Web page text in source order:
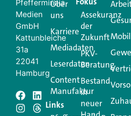
Ihren Vertriebsalltag leichter
Login.
Jetzt anmelden
Schreiben Sie
Pfefferminzia
Medien
GmbH
Kattunbleiche
31a
22041
Hamburg
Über
uns
Karriere
Mediadaten
Leserdaten
Content
Manufaktur
Links
Assekuranz
der
Zukunft
PKV-
Beratung
Bestand
in
neuer